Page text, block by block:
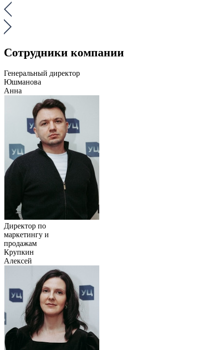
Сотрудники компании
Генеральный директор
Юшманова
Анна
Директор по
маркетингу и
продажам
Крупкин
Алексей